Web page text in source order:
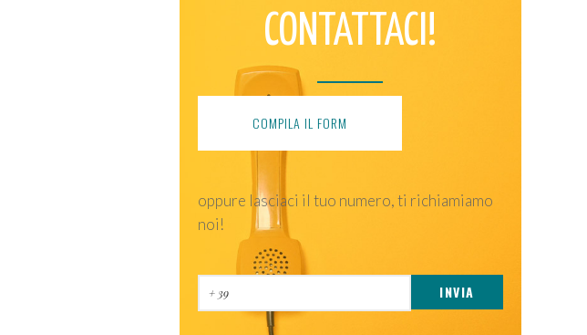
CONTATTACI!
COMPILA IL FORM
oppure lasciaci il tuo numero, ti richiamiamo
noi!